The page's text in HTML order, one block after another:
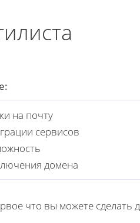
на почту
сервисов
домена
что вы можете сделать